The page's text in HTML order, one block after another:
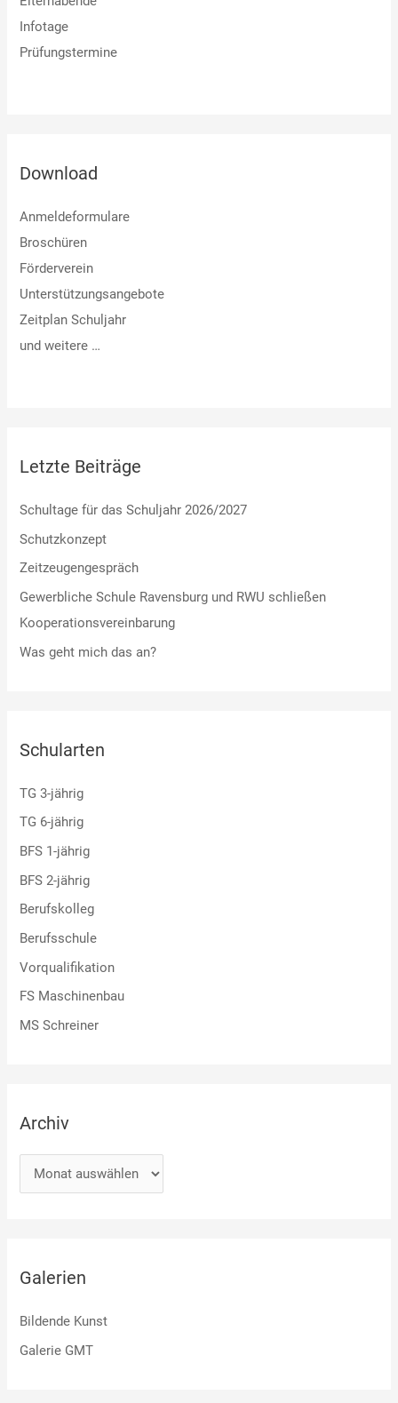
Infotage
Prüfungstermine
Download
Anmeldeformulare
Broschüren
Förderverein
Unterstützungsangebote
Zeitplan Schuljahr
und weitere …
Letzte Beiträge
Schultage für das Schuljahr 2026/2027
Schutzkonzept
Zeitzeugengespräch
Gewerbliche Schule Ravensburg und RWU schließen
Kooperationsvereinbarung
Was geht mich das an?
Schularten
TG 3-jährig
TG 6-jährig
BFS 1-jährig
BFS 2-jährig
Berufskolleg
Berufsschule
Vorqualifikation
FS Maschinenbau
MS Schreiner
Archiv
Galerien
Bildende Kunst
Galerie GMT